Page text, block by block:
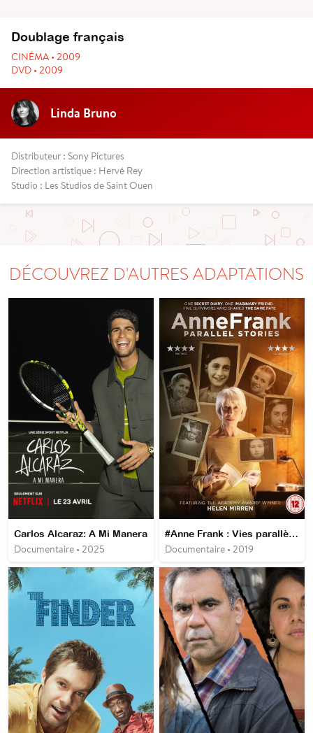
Doublage français
CINÉMA • 2009
DVD • 2009
Linda Bruno
Distributeur : Sony Pictures
Direction artistique : Hervé Rey
Studio : Les Studios de Saint Ouen
DÉCOUVREZ D'AUTRES ADAPTATIONS
Carlos Alcaraz: A Mi Manera
Documentaire • 2025
#Anne Frank : Vies parallèles
Documentaire • 2019